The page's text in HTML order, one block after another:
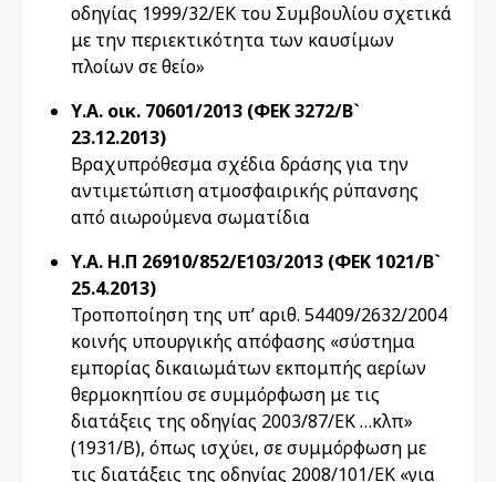
οδηγίας 1999/32/ΕΚ του Συμβουλίου σχετικά
με την περιεκτικότητα των καυσίμων
πλοίων σε θείο»
Υ.Α. οικ. 70601/2013 (ΦΕΚ 3272/Β`
23.12.2013)
Βραχυπρόθεσμα σχέδια δράσης για την
αντιμετώπιση ατμοσφαιρικής ρύπανσης
από αιωρούμενα σωματίδια
Υ.Α. Η.Π 26910/852/Ε103/2013 (ΦΕΚ 1021/Β`
25.4.2013)
Τροποποίηση της υπ’ αριθ. 54409/2632/2004
κοινής υπουργικής απόφασης «σύστημα
εμπορίας δικαιωμάτων εκπομπής αερίων
θερμοκηπίου σε συμμόρφωση με τις
διατάξεις της οδηγίας 2003/87/ΕΚ …κλπ»
(1931/Β), όπως ισχύει, σε συμμόρφωση με
τις διατάξεις της οδηγίας 2008/101/ΕΚ «για